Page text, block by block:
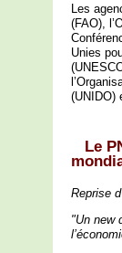
Les
(FAO),
Unies
(UNIDO)
Le
Reprise
"Un new